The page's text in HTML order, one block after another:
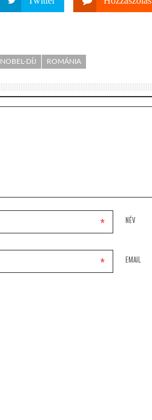
NOBEL-DÍJ ROMÁNIA
NÉV
*
EMAIL
*